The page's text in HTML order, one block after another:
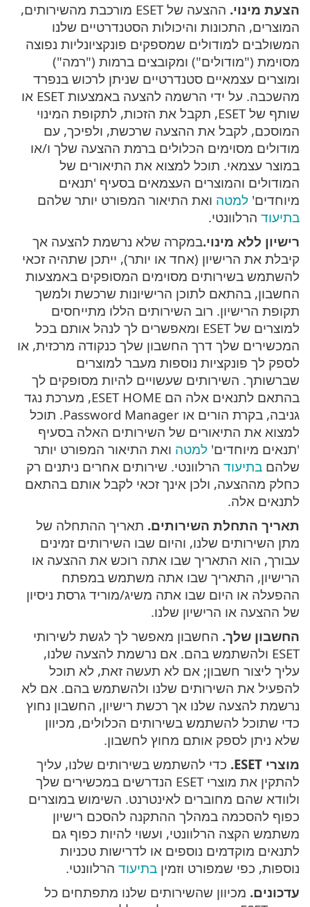
הצעת מינוי.
ההצעה של ESET מורכבת מהשירותים,
המוצרים, התכונות והיכולות הסטנדרטיים שלנו
המשולבים למודולים שמספקים פונקציונליות נפוצה
מסוימת ("מודולים") ומקובצים ברמות ("רמה")
ומוצרים עצמאיים סטנדרטיים שניתן לרכוש בנפרד
מהשכבה. על ידי הרשמה להצעה באמצעות ESET או
שותף של ESET, תקבל את הזכות, לתקופת המינוי
המוסכם, לקבל את ההצעה שרכשת, ולפיכך, עם
מודולים מסוימים הכלולים ברמת ההצעה שלך ו/או
במוצר עצמאי. תוכל למצוא את התיאורים של
המודולים והמוצרים העצמאים בסעיף 'תנאים
מיוחדים' למטה ואת התיאור המפורט יותר שלהם
בתיעוד הרלוונטי.
רישיון ללא מינוי.במקרה שלא נרשמת להצעה אך
קיבלת את הרישיון (אחד או יותר), ייתכן שתהיה זכאי
להשתמש בשירותים מסוימים המסופקים באמצעות
החשבון, בהתאם לתוכן הרישיונות שרכשת ולמשך
תקופת הרישיון. רוב השירותים הללו מתייחסים
למוצרים של ESET ומאפשרים לך לנהל אותם בכל
המכשירים שלך דרך החשבון שלך כנקודה מרכזית, או
לספק לך פונקציות נוספות מעבר למוצרים
שברשותך. השירותים שעשויים להיות מסופקים לך
בהתאם לתנאים אלה הם ESET HOME, מערכת נגד
גניבה, בקרת הורים או Password Manager. תוכל
למצוא את התיאורים של השירותים האלה בסעיף
'תנאים מיוחדים' למטה ואת התיאור המפורט יותר
שלהם בתיעוד הרלוונטי. שירותים אחרים ניתנים רק
כחלק מההצעה, ולכן אינך זכאי לקבל אותם בהתאם
לתנאים אלה.
תאריך התחלת השירותים. תאריך ההתחלה של
מתן השירותים שלנו, והיום שבו השירותים זמינים
עבורך, הוא התאריך שבו אתה רוכש את ההצעה או
הרישיון, התאריך שבו אתה משתמש במפתח
ההפעלה או היום שבו אתה משיג/מוריד גרסת ניסיון
של ההצעה או הרישיון שלנו.
החשבון שלך. החשבון מאפשר לך לגשת לשירותי
ESET ולהשתמש בהם. אם נרשמת להצעה שלנו,
עליך ליצור חשבון; אם לא תעשה זאת, לא תוכל
להפעיל את השירותים שלנו ולהשתמש בהם. אם לא
נרשמת להצעה שלנו אך רכשת רישיון, החשבון נחוץ
כדי שתוכל להשתמש בשירותים הכלולים, מכיוון
שלא ניתן לספק אותם מחוץ לחשבון.
מוצרי ESET.
כדי להשתמש בשירותים שלנו, עליך
להתקין את מוצרי ESET הנדרשים במכשירים שלך
ולוודא שהם מחוברים לאינטרנט. השימוש במוצרים
כפוף להסכמה במהלך ההתקנה להסכם רישיון
משתמש הקצה הרלוונטי, ועשוי להיות כפוף גם
לתנאים מוקדמים נוספים או לדרישות טכניות
נוספות, כפי שמפורט וזמין בתיעוד הרלוונטי.
עדכונים. מכיוון שהשירותים שלנו מתפתחים כל